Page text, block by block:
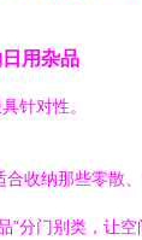
用杂品
针对性。
合收纳那些零散
分门别类，让空